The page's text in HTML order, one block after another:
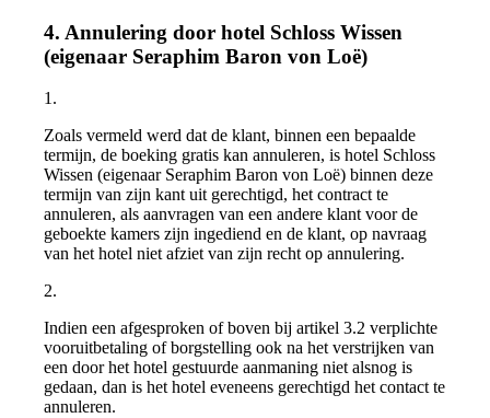
4. Annulering door hotel Schloss Wissen
(eigenaar Seraphim Baron von Loë)
1.
Zoals vermeld werd dat de klant, binnen een bepaalde
termijn, de boeking gratis kan annuleren, is hotel Schloss
Wissen (eigenaar Seraphim Baron von Loë) binnen deze
termijn van zijn kant uit gerechtigd, het contract te
annuleren, als aanvragen van een andere klant voor de
geboekte kamers zijn ingediend en de klant, op navraag
van het hotel niet afziet van zijn recht op annulering.
2.
Indien een afgesproken of boven bij artikel 3.2 verplichte
vooruitbetaling of borgstelling ook na het verstrijken van
een door het hotel gestuurde aanmaning niet alsnog is
gedaan, dan is het hotel eveneens gerechtigd het contact te
annuleren.